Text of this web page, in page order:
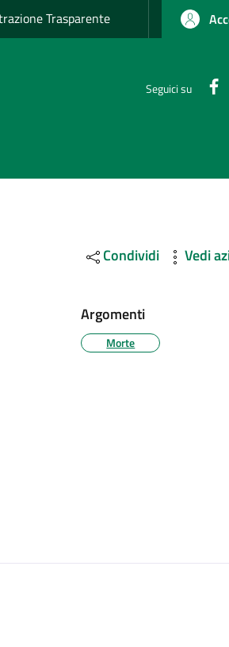
Trasparente
Seguici su
Condividi Vedi
Argomenti
Morte